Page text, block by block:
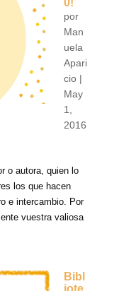
0!
por
Man
uela
Apari
cio|
May
1,
2016
o autora, quien lo
los que hacen
e intercambio. Por
vuestra valiosa
Bibl
iote